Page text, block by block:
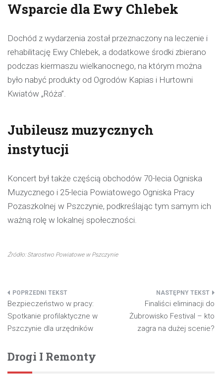
Wsparcie dla Ewy Chlebek
Dochód z wydarzenia został przeznaczony na leczenie i
rehabilitację Ewy Chlebek, a dodatkowe środki zbierano
podczas kiermaszu wielkanocnego, na którym można
było nabyć produkty od Ogrodów Kapias i Hurtowni
Kwiatów „Róża”.
Jubileusz muzycznych
instytucji
Koncert był także częścią obchodów 70-lecia Ogniska
Muzycznego i 25-lecia Powiatowego Ogniska Pracy
Pozaszkolnej w Pszczynie, podkreślając tym samym ich
ważną rolę w lokalnej społeczności.
Źródło: Starostwo Powiatowe w Pszczynie
Nawigacja
wpisu
Bezpieczeństwo w pracy:
Spotkanie profilaktyczne w
Pszczynie dla urzędników
Finaliści eliminacji do
Żubrowisko Festival – kto
zagra na dużej scenie?
Drogi I Remonty